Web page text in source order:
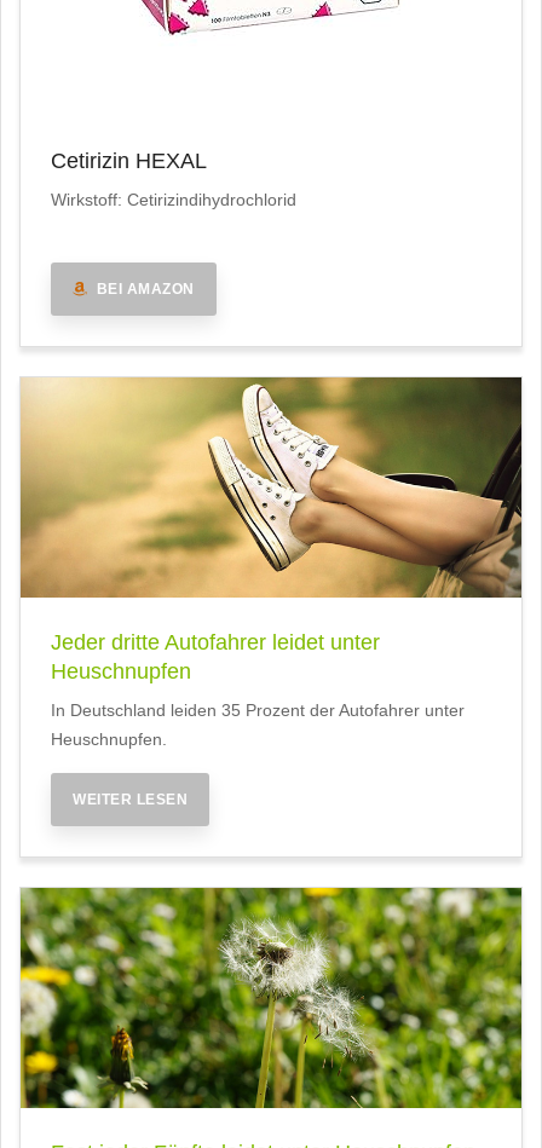
Cetirizin HEXAL
Wirkstoff: Cetirizindihydrochlorid
BEI AMAZON
Jeder dritte Autofahrer leidet unter
Heuschnupfen
In Deutschland leiden 35 Prozent der Autofahrer unter
Heuschnupfen.
WEITER LESEN